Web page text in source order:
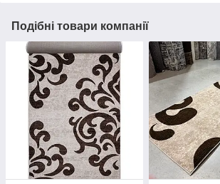
Подібні товари компанії